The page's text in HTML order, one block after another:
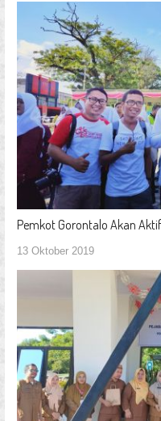
Pemkot Gorontalo Akan
13 Oktober 2019